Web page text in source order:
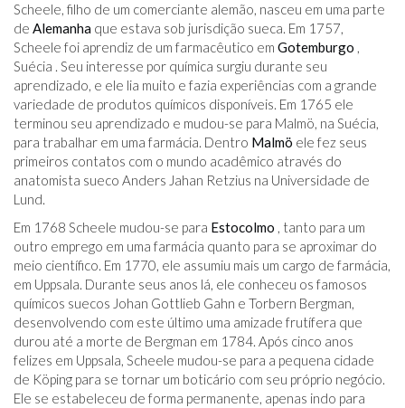
Scheele, filho de um comerciante alemão, nasceu em uma parte
de Alemanha que estava sob jurisdição sueca. Em 1757,
Scheele foi aprendiz de um farmacêutico em Gotemburgo ,
Suécia . Seu interesse por química surgiu durante seu
aprendizado, e ele lia muito e fazia experiências com a grande
variedade de produtos químicos disponíveis. Em 1765 ele
terminou seu aprendizado e mudou-se para Malmö, na Suécia,
para trabalhar em uma farmácia. Dentro Malmö ele fez seus
primeiros contatos com o mundo acadêmico através do
anatomista sueco Anders Jahan Retzius na Universidade de
Lund.
Em 1768 Scheele mudou-se para Estocolmo , tanto para um
outro emprego em uma farmácia quanto para se aproximar do
meio científico. Em 1770, ele assumiu mais um cargo de farmácia,
em Uppsala. Durante seus anos lá, ele conheceu os famosos
químicos suecos Johan Gottlieb Gahn e Torbern Bergman,
desenvolvendo com este último uma amizade frutífera que
durou até a morte de Bergman em 1784. Após cinco anos
felizes em Uppsala, Scheele mudou-se para a pequena cidade
de Köping para se tornar um boticário com seu próprio negócio.
Ele se estabeleceu de forma permanente, apenas indo para